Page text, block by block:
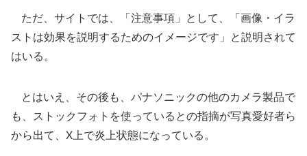
ただ、サイトでは、「注意事項」として、「画像・イラ
ストは効果を説明するためのイメージです」と説明されて
はいる。
とはいえ、その後も、パナソニックの他のカメラ製品で
も、ストックフォトを使っているとの指摘が写真愛好者ら
から出て、X上で炎上状態になっている。